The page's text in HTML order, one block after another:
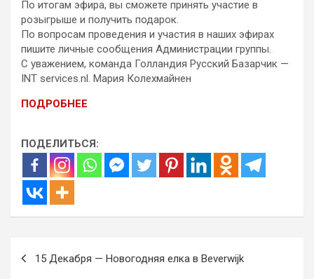
По итогам эфира, вы сможете принять участие в
розыгрыше и получить подарок.
По вопросам проведения и участия в наших эфирах
пишите личные сообщения Администрации группы.
С уважением, команда Голландия Русский Базарчик —
INT services.nl. Мария Колехмайнен
ПОДРОБНЕЕ
ПОДЕЛИТЬСЯ:
15 Декабря — Новогодняя елка в Beverwijk